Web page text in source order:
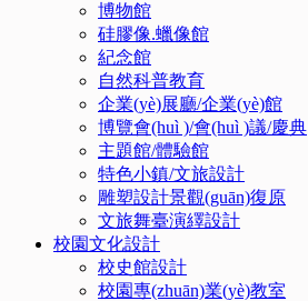
博物館
硅膠像.蠟像館
紀念館
自然科普教育
企業(yè)展廳/企業(yè)館
博覽會(huì )/會(huì )議/慶典
主題館/體驗館
特色小鎮/文旅設計
雕塑設計景觀(guān)復原
文旅舞臺演繹設計
校園文化設計
校史館設計
校園專(zhuān)業(yè)教室